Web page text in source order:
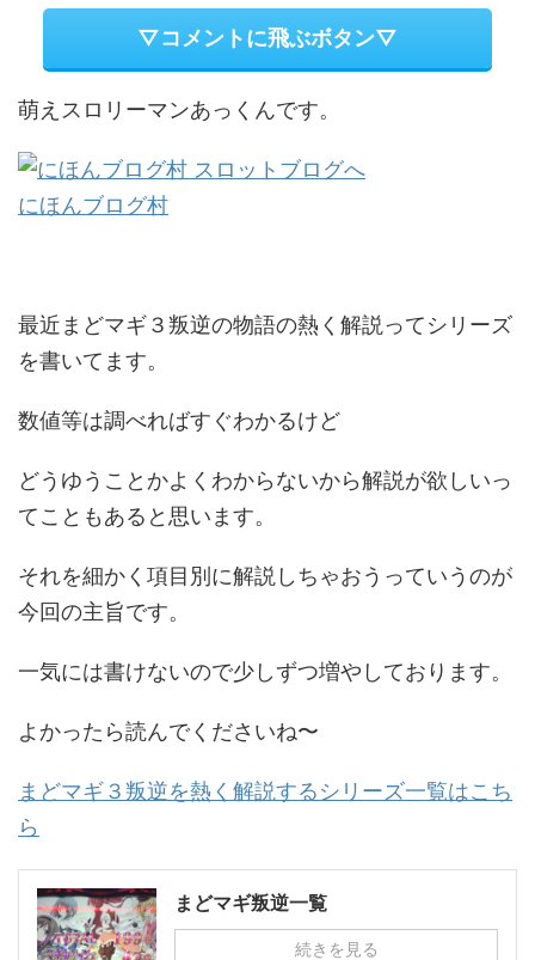
▽コメントに飛ぶボタン▽
萌えスロリーマンあっくんです。
にほんブログ村
最近まどマギ３叛逆の物語の熱く解説ってシリーズ
を書いてます。
数値等は調べればすぐわかるけど
どうゆうことかよくわからないから解説が欲しいっ
てこともあると思います。
それを細かく項目別に解説しちゃおうっていうのが
今回の主旨です。
一気には書けないので少しずつ増やしております。
よかったら読んでくださいね〜
まどマギ３叛逆を熱く解説するシリーズ一覧はこち
ら
まどマギ叛逆一覧
続きを見る